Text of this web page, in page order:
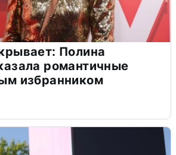
Полина
романтичные
избранником